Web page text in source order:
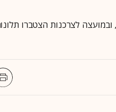
לצרכנות הצטברו